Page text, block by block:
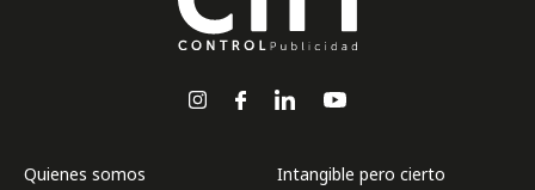
Quienes somos
Intangible pero cierto